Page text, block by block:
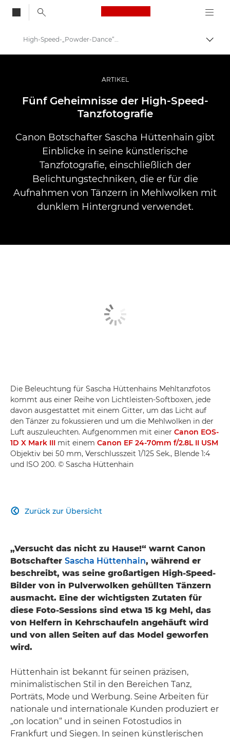
Canon Logo, back
Auf
Profi-Geschichten: Inspirationen für Foto, Video und Durck
High-Speed-„Powder-Dance“-Fotografie
ARTIKEL
Fünf Geheimnisse der High-Speed-
Tanzfotografie
Canon Botschafter Sascha Hüttenhain gibt
Einblicke in seine künstlerische
Tanzfotografie, einschließlich der
Belichtungstechniken, die er für die
Aufnahmen von Tänzern in Mehlwolken mit
dunklem Hintergrund verwendet.
Die Beleuchtung für Sascha Hüttenhains Mehltanzfotos
kommt aus einer Reihe von Lichtleisten-Softboxen, jede
davon ausgestattet mit einem Gitter, um das Licht auf
den Tänzer zu fokussieren und um die Mehlwolken in der
Luft auszuleuchten. Aufgenommen mit einer Canon EOS-
1D X Mark III mit einem Canon EF 24-70mm f/2.8L II USM
Objektiv bei 50 mm, Verschlusszeit 1/125 Sek., Blende 1:4
und ISO 200. © Sascha Hüttenhain
Zurück zur Übersicht

„Versucht das nicht zu Hause!“ warnt Canon
Botschafter Sascha Hüttenhain, während er
beschreibt, was seine großartigen High-Speed-
Bilder von in Pulverwolken gehüllten Tänzern
ausmacht. Eine der wichtigsten Zutaten für
diese Foto-Sessions sind etwa 15 kg Mehl, das
von Helfern in Kehrschaufeln angehäuft wird
und von allen Seiten auf das Model geworfen
wird.
Hüttenhain ist bekannt für seinen präzisen,
minimalistischen Stil in den Bereichen Tanz,
Porträts, Mode und Werbung. Seine Arbeiten für
nationale und internationale Kunden produziert er
„on location“ und in seinen Fotostudios in
Frankfurt und Siegen. In seinen künstlerischen